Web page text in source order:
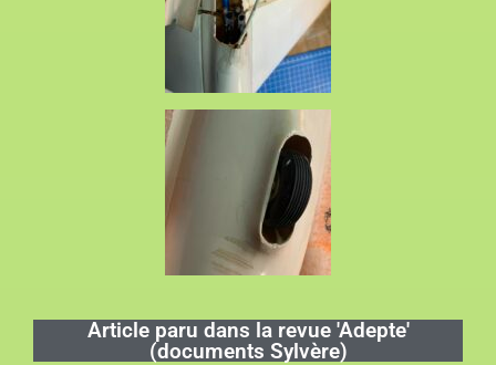
Article paru dans la revue 'Adepte'
(documents Sylvère)